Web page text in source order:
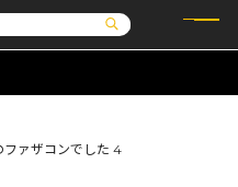
ライトノベル
通販・NEWS
ファザコンでした 4